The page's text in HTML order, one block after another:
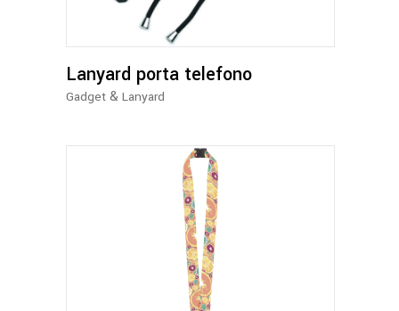
Lanyard porta telefono
Gadget & Lanyard